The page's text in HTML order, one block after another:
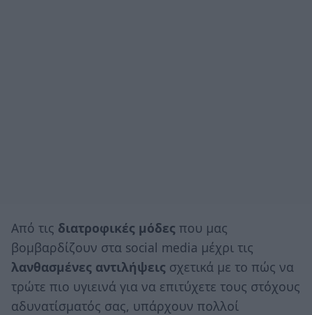
Από τις διατροφικές μόδες που μας
βομβαρδίζουν στα social media μέχρι τις
λανθασμένες αντιλήψεις σχετικά με το πώς να
τρώτε πιο υγιεινά για να επιτύχετε τους στόχους
αδυνατίσματός σας, υπάρχουν πολλοί